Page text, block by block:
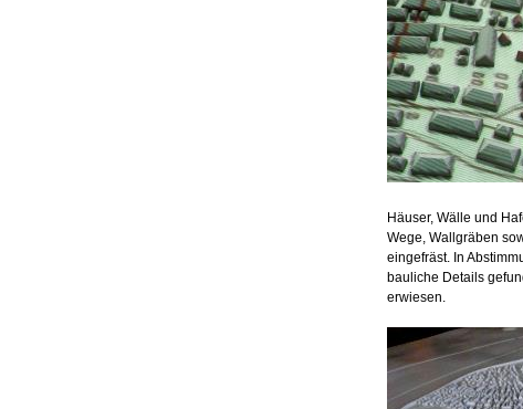
Häuser, Wälle und
Wege, Wallgräben
eingefräst. In
bauliche Details
erwiesen.